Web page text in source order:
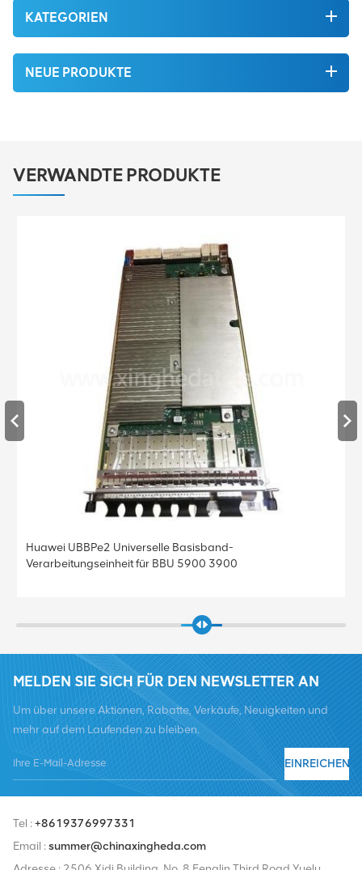
KATEGORIEN
NEUE PRODUKTE
VERWANDTE PRODUKTE
Huawei UBBPe2 Universelle Basisband-
Verarbeitungseinheit für BBU 5900 3900
MELDEN SIE SICH FÜR DEN NEWSLETTER AN
Um über unsere Aktionen, Rabatte, Verkäufe, Neuigkeiten und
mehr auf dem Laufenden zu bleiben.
EINREICHEN
Tel :+8619376997331
Email :summer@chinaxingheda.com